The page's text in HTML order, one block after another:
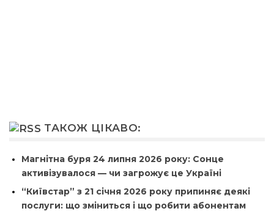
ТАКОЖ ЦІКАВО:
Магнітна буря 24 липня 2026 року: Сонце
активізувалося — чи загрожує це Україні
“Київстар” з 21 січня 2026 року припиняє деякі
послуги: що зміниться і що робити абонентам